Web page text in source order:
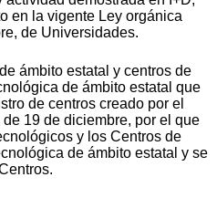
en la vigente Ley orgánica
de Universidades.
ámbito estatal y centros de
de ámbito estatal que
de centros creado por el
19 de diciembre, por el que
y los Centros de
de ámbito estatal y se